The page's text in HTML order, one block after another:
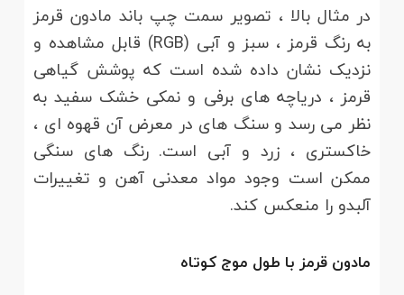
در مثال بالا ، تصویر سمت چپ باند مادون قرمز
به رنگ قرمز ، سبز و آبی (RGB) قابل مشاهده و
نزدیک نشان داده شده است که پوشش گیاهی
قرمز ، دریاچه های برفی و نمکی خشک سفید به
نظر می رسد و سنگ های در معرض آن قهوه ای ،
خاکستری ، زرد و آبی است. رنگ های سنگی
ممکن است وجود مواد معدنی آهن و تغییرات
آلبدو را منعکس کند.
مادون قرمز با طول موج کوتاه